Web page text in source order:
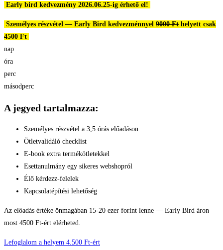
Early bird kedvezmény 2026.06.25-ig érhető el!
Személyes részvétel — Early Bird kedvezménnyel 9000 Ft helyett csak
4500 Ft
nap
óra
perc
másodperc
A jegyed tartalmazza:
Személyes részvétel a 3,5 órás előadáson
Ötletvalidáló checklist
E-book extra termékötletekkel
Esettanulmány egy sikeres webshopról
Élő kérdezz-felelek
Kapcsolatépítési lehetőség
Az előadás értéke önmagában 15-20 ezer forint lenne — Early Bird áron
most 4500 Ft-ért elérheted.
Lefoglalom a helyem 4.500 Ft-ért